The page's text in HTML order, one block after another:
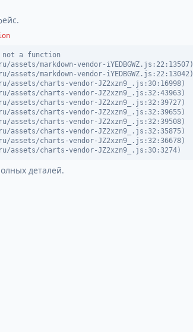
not a function
assets/markdown-vendor-iYEDBGWZ.js:22:13507)
assets/markdown-vendor-iYEDBGWZ.js:22:13042)
assets/charts-vendor-JZ2xzn9_.js:30:16998)
assets/charts-vendor-JZ2xzn9_.js:32:43963)
assets/charts-vendor-JZ2xzn9_.js:32:39727)
assets/charts-vendor-JZ2xzn9_.js:32:39655)
assets/charts-vendor-JZ2xzn9_.js:32:39508)
assets/charts-vendor-JZ2xzn9_.js:32:35875)
assets/charts-vendor-JZ2xzn9_.js:32:36678)
assets/charts-vendor-JZ2xzn9_.js:30:3274)
деталей.